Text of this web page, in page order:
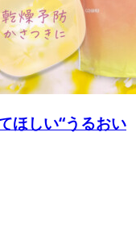
ほしい“うるおい